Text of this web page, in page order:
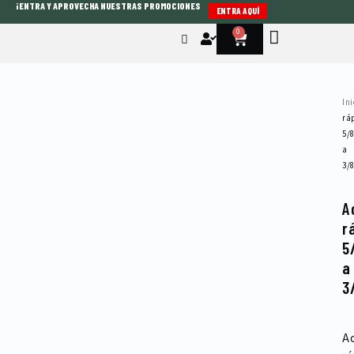
¡ENTRA Y APROVECHA NUESTRAS PROMOCIONES ENTRA AQUÍ
0
Cart
5/
a
3/
a